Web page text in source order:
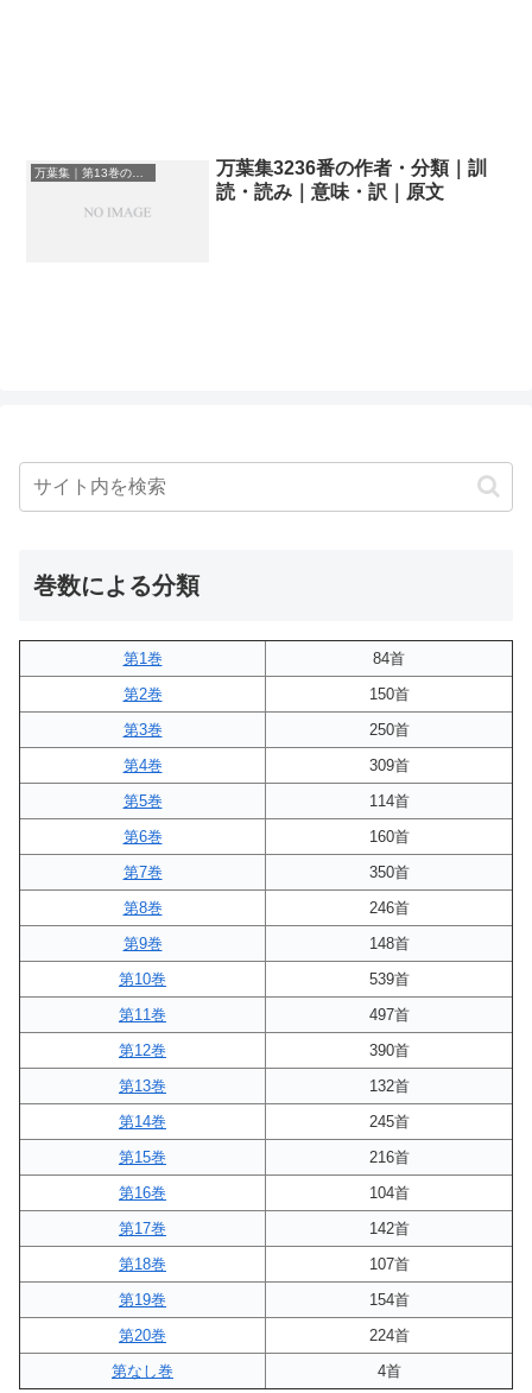
万葉集｜第13巻の和歌一覧
万葉集3236番の作者・分類｜訓
読・読み｜意味・訳｜原文
巻数による分類
第1巻
84首
第2巻
150首
第3巻
250首
第4巻
309首
第5巻
114首
第6巻
160首
第7巻
350首
第8巻
246首
第9巻
148首
第10巻
539首
第11巻
497首
第12巻
390首
第13巻
132首
第14巻
245首
第15巻
216首
第16巻
104首
第17巻
142首
第18巻
107首
第19巻
154首
第20巻
224首
第なし巻
4首